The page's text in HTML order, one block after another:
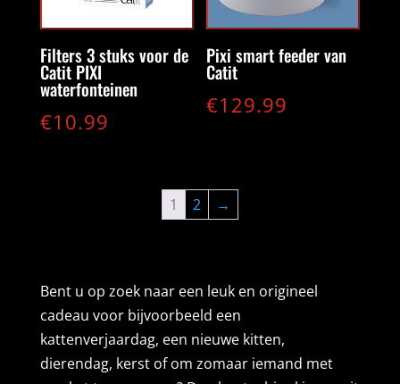
Filters 3 stuks voor de
Catit PIXI
waterfonteinen
€10.99
Pixi smart feeder van
Catit
€129.99
1 2 →
Bent u op zoek naar een leuk en origineel
cadeau voor bijvoorbeeld een
kattenverjaardag, een nieuwe kitten,
dierendag, kerst of om zomaar iemand met